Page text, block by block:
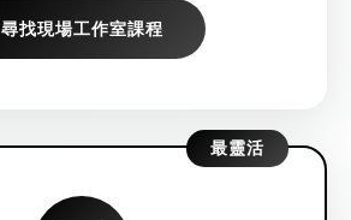
尋找現場工作室課程
最靈活